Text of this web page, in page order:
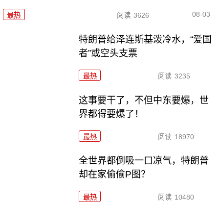
最热 阅读 3626 08-03
特朗普给泽连斯基泼冷水，“爱国
者”或空头支票
最热 阅读 3235
这事要干了，不但中东要爆，世
界都得要爆了！
最热 阅读 18970
全世界都倒吸一口凉气，特朗普
却在家偷偷P图？
最热 阅读 10480